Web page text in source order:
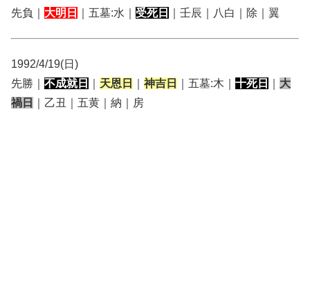
先負｜ 大明日 ｜五墓:水｜ 受死日 ｜壬辰｜八白｜除｜翼
1992/4/19(日)
先勝｜ 不成就日 天恩日 神吉日 ｜五墓:木｜ 十死日
大
禍日
｜乙丑｜五黄｜納｜房